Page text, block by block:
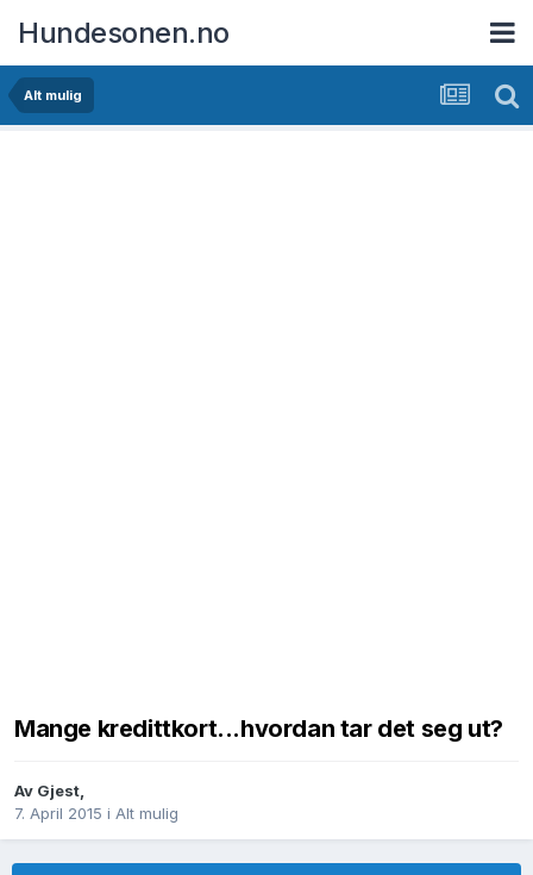
Hundesonen.no
Alt mulig
Mange kredittkort...hvordan tar det seg ut?
Av Gjest,
7. April 2015 i Alt mulig